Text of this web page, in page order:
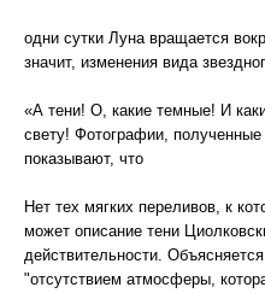
одни сутки Луна вращается
значит, изменения вида
«А тени! О, какие темные! И
свету! Фотографии,
показывают, что
Нет тех мягких переливов, к
может описание тени
действительности.
"отсутствием атмосферы,